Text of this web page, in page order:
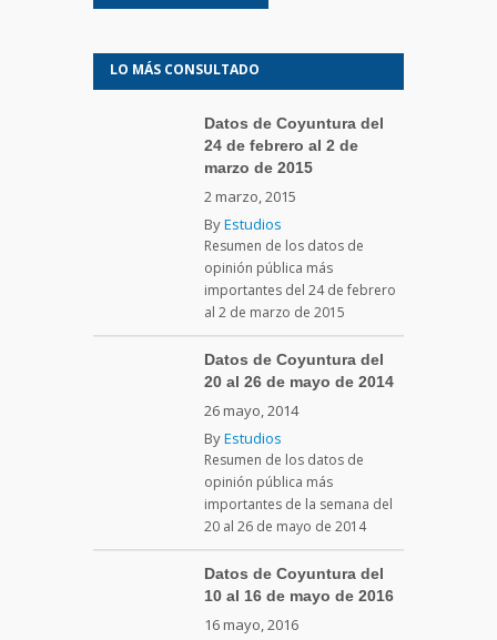
LO MÁS CONSULTADO
Datos de Coyuntura del
24 de febrero al 2 de
marzo de 2015
2 marzo, 2015
ByEstudios
Resumen de los datos de
opinión pública más
importantes del 24 de febrero
al 2 de marzo de 2015
Datos de Coyuntura del
20 al 26 de mayo de 2014
26 mayo, 2014
ByEstudios
Resumen de los datos de
opinión pública más
importantes de la semana del
20 al 26 de mayo de 2014
Datos de Coyuntura del
10 al 16 de mayo de 2016
16 mayo, 2016